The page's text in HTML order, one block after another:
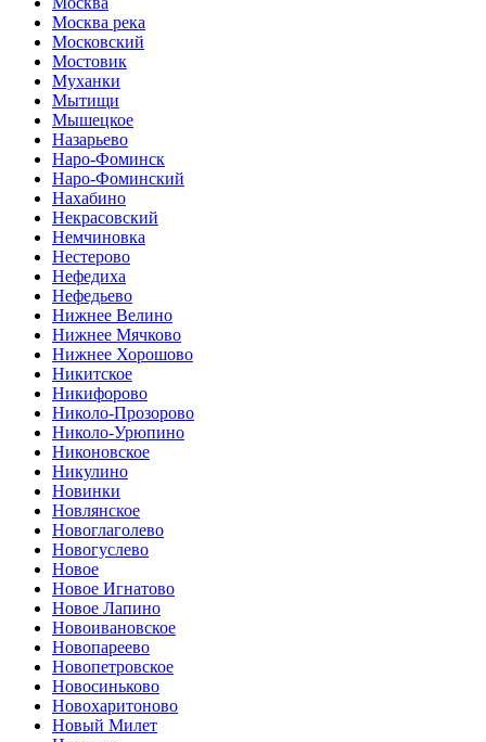
Москва река
Московский
Мостовик
Муханки
Мытищи
Мышецкое
Назарьево
Наро-Фоминск
Наро-Фоминский
Нахабино
Некрасовский
Немчиновка
Нестерово
Нефедиха
Нефедьево
Нижнее Велино
Нижнее Мячково
Нижнее Хорошово
Никитское
Никифорово
Николо-Прозорово
Николо-Урюпино
Никоновское
Никулино
Новинки
Новлянское
Новоглаголево
Новогуслево
Новое
Новое Игнатово
Новое Лапино
Новоивановское
Новопареево
Новопетровское
Новосиньково
Новохаритоново
Новый Милет